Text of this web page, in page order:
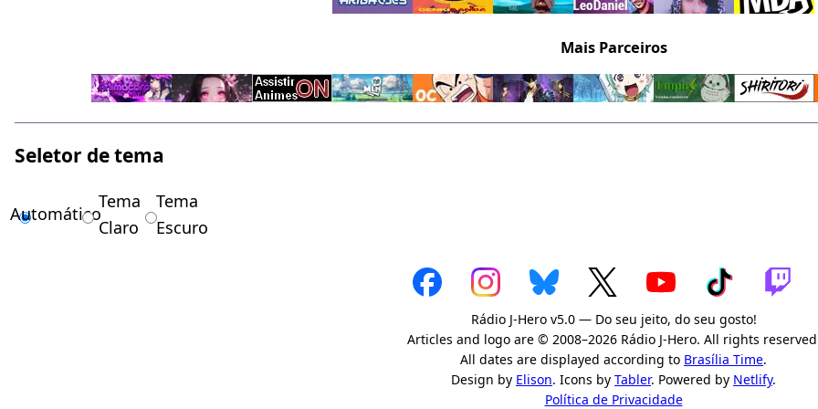
Mais Parceiros
Seletor de tema
Automático
Tema
Claro
Tema
Escuro
Rádio J-Hero v5.0 — Do seu jeito, do seu gosto!
Articles and logo are © 2008–2026 Rádio J-Hero. All rights
All dates are displayed according to Brasília Time.
Design by Elison. Icons by Tabler. Powered by Netlify.
Política de Privacidade